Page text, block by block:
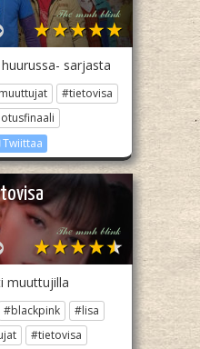
𝒯𝒽𝑒 𝓂𝓂𝒽 𝒷𝓁𝒾𝓃𝓀
sarjasta
#tietovisa
Twiittaa
𝒯𝒽𝑒 𝓂𝓂𝒽 𝒷𝓁𝒾𝓃𝓀
muuttujilla
#blackpink
#lisa
#tietovisa